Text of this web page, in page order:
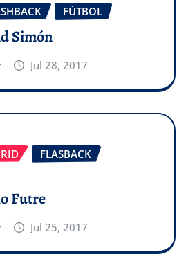
FÚTBOL
Simón
Jul 28, 2017
FLASBACK
Futre
Jul 25, 2017